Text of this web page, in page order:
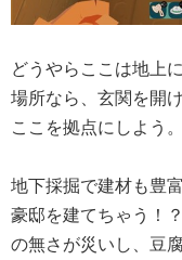
どうやらここは地上
場所なら、玄関を開
ここを拠点にしよう。
地下採掘で建材も豊
豪邸を建てちゃう！
の無さが災いし、豆